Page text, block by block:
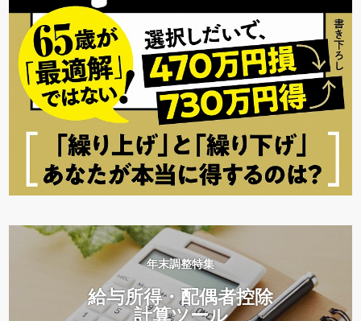
年末調整特集
給与所得・配偶者控除
計算ツール